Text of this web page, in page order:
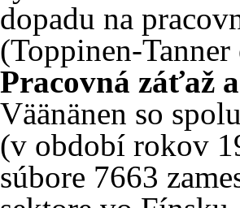
dopadu na
(Toppinen-
Pracovná záťaž
Väänänen so
(v období rokov
súbore 7663